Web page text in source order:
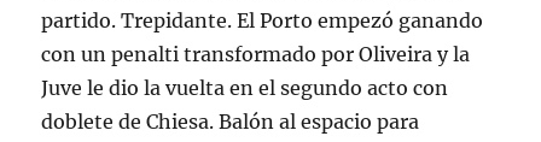
partido. Trepidante. El Porto empezó ganando
con un penalti transformado por Oliveira y la
Juve le dio la vuelta en el segundo acto con
doblete de Chiesa. Balón al espacio para